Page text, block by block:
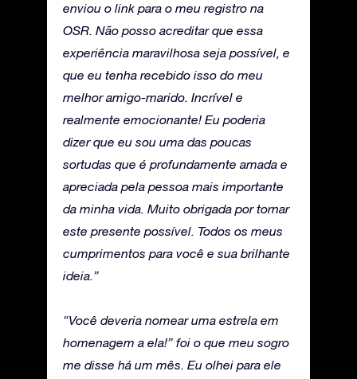
enviou o link para o meu registro na
OSR. Não posso acreditar que essa
experiência maravilhosa seja possível, e
que eu tenha recebido isso do meu
melhor amigo-marido. Incrível e
realmente emocionante! Eu poderia
dizer que eu sou uma das poucas
sortudas que é profundamente amada e
apreciada pela pessoa mais importante
da minha vida. Muito obrigada por tornar
este presente possível. Todos os meus
cumprimentos para você e sua brilhante
ideia.”
“Você deveria nomear uma estrela em
homenagem a ela!” foi o que meu sogro
me disse há um mês. Eu olhei para ele